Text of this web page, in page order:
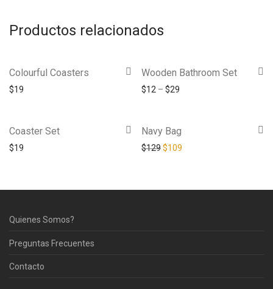
Productos relacionados
Colourful Coasters
$19
Wooden Bathroom Set
$12 – $29
Coaster Set
$19
Navy Bag
$129$109
Quienes Somos?
Preguntas Frecuentes
Contacto